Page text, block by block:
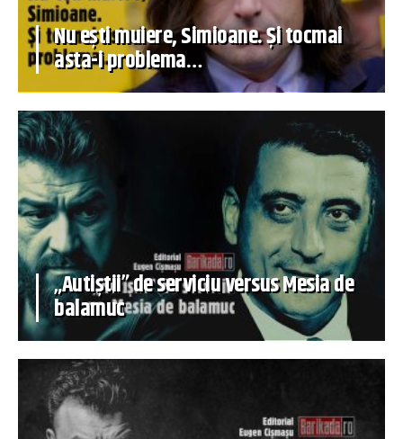
Nu ești muiere, Simioane. Și tocmai
asta-i problema…
„Autiștii” de serviciu versus Mesia de
balamuc